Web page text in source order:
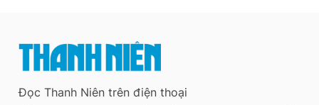
Đọc Thanh Niên trên điện thoại